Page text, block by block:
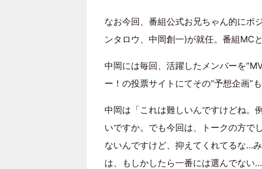
なお今回、番組公式お兄ちゃん的にポ
ンタロウ、中岡創一)が就任。番組MC
中岡には毎回、活躍したメンバーを
ー！の投票サイトにてその“予想企画”
中岡は「これは難しいんですけどね。
いですか。でも今回は、トークの方で
ないんですけど、抑えてくれてるな…
は、もしかしたら一番には選んでな